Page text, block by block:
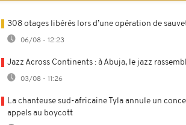
308 otages libérés lors d’une opération de
06/08 - 12:23
Jazz Across Continents : à Abuja, le jazz
03/08 - 11:26
La chanteuse sud-africaine Tyla annule un
appels au boycott